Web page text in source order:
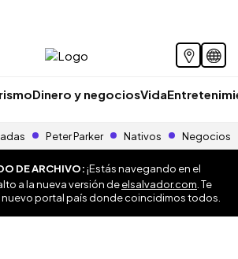
Dinero y negociosVida
Peter Parker Nativos Negocios
DE ARCHIVO:¡Estás navegando en el
a la nueva versión deelsalvador.com . Te
nuevo portal país donde coincidimos todos.